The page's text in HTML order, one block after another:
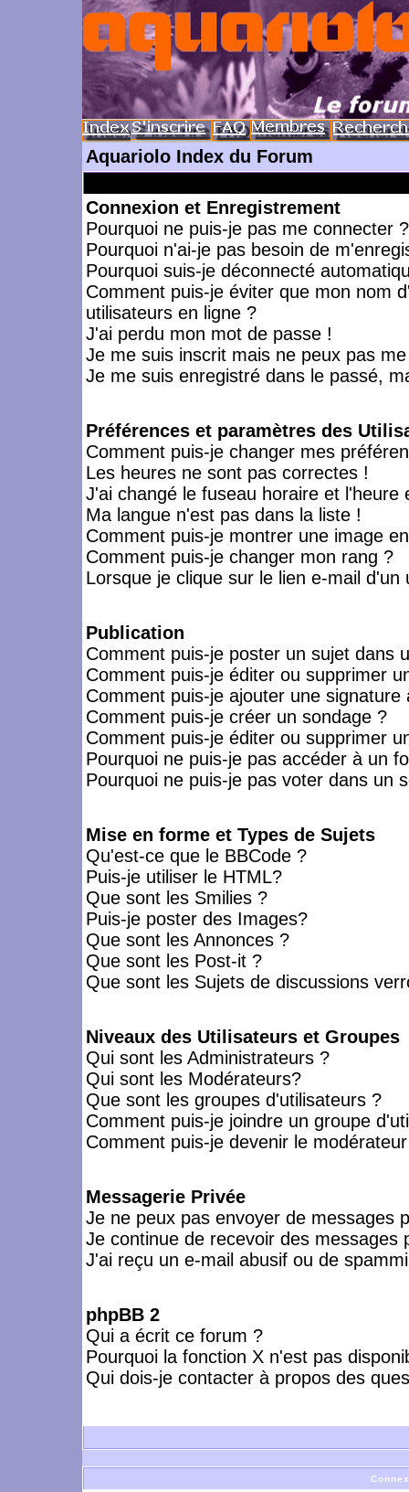
Aquariolo Index du Forum
Connexion et Enregistrement
Pourquoi ne puis-je pas me connecter ?
Pourquoi n'ai-je pas besoin de
Pourquoi suis-je déconnecté
Comment puis-je éviter que mon nom
utilisateurs en ligne ?
J'ai perdu mon mot de passe !
Je me suis inscrit mais ne peux pas
Je me suis enregistré dans le passé,
Préférences et paramètres des
Comment puis-je changer mes
Les heures ne sont pas correctes !
J'ai changé le fuseau horaire et l'heure
Ma langue n'est pas dans la liste !
Comment puis-je montrer une image
Comment puis-je changer mon rang ?
Lorsque je clique sur le lien e-mail
Publication
Comment puis-je poster un sujet dans
Comment puis-je éditer ou supprimer
Comment puis-je ajouter une signature
Comment puis-je créer un sondage ?
Comment puis-je éditer ou supprimer
Pourquoi ne puis-je pas accéder à un
Pourquoi ne puis-je pas voter dans un
Mise en forme et Types de Sujets
Qu'est-ce que le BBCode ?
Puis-je utiliser le HTML?
Que sont les Smilies ?
Puis-je poster des Images?
Que sont les Annonces ?
Que sont les Post-it ?
Que sont les Sujets de discussions
Niveaux des Utilisateurs et Groupes
Qui sont les Administrateurs ?
Qui sont les Modérateurs?
Que sont les groupes d'utilisateurs ?
Comment puis-je joindre un groupe
Comment puis-je devenir le
Messagerie Privée
Je ne peux pas envoyer de messages
Je continue de recevoir des messages
J'ai reçu un e-mail abusif ou de
phpBB 2
Qui a écrit ce forum ?
Pourquoi la fonction X n'est pas
Qui dois-je contacter à propos des